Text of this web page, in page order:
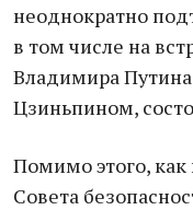
неоднократно
в том числе на
Владимира
Цзиньпином,
Помимо этого, как
Совета